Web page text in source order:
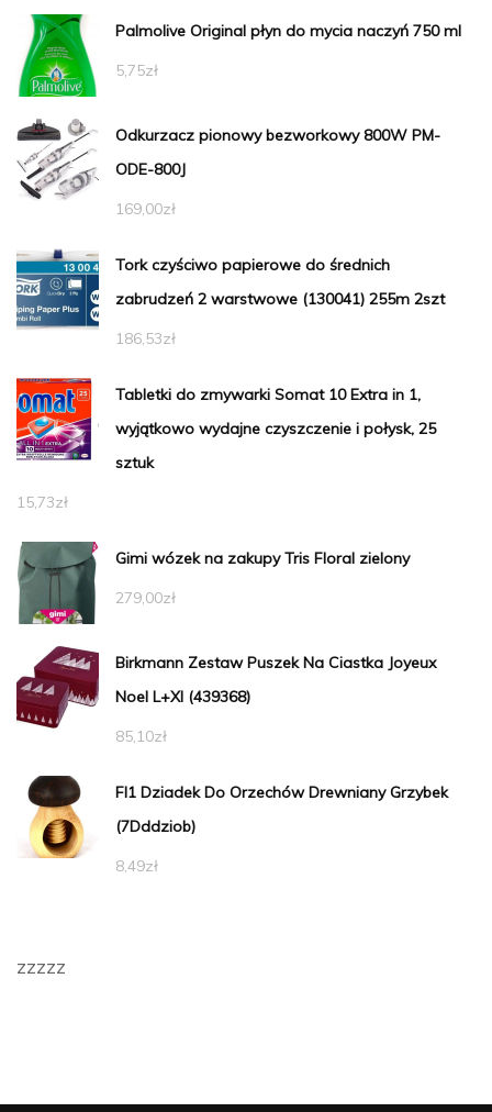
Palmolive Original płyn do mycia naczyń 750 ml
5,75zł
Odkurzacz pionowy bezworkowy 800W PM-
ODE-800J
169,00zł
Tork czyściwo papierowe do średnich
zabrudzeń 2 warstwowe (130041) 255m 2szt
186,53zł
Tabletki do zmywarki Somat 10 Extra in 1,
wyjątkowo wydajne czyszczenie i połysk, 25
sztuk
15,73zł
Gimi wózek na zakupy Tris Floral zielony
279,00zł
Birkmann Zestaw Puszek Na Ciastka Joyeux
Noel L+Xl (439368)
85,10zł
Fl1 Dziadek Do Orzechów Drewniany Grzybek
(7Dddziob)
8,49zł
zzzzz